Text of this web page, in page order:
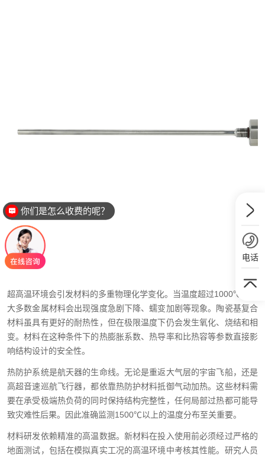
超高温环境会引发材料的多重物理化学变化。当温度超过1000℃时，
大多数金属材料会出现强度急剧下降、蠕变加剧等现象。陶瓷基复合
材料虽具有更好的耐热性，但在极限温度下仍会发生氧化、烧结和相
变。材料在这种条件下的热膨胀系数、热导率和比热容等参数直接影
响结构设计的安全性。
热防护系统是航天器的生命线。无论是重返大气层的宇宙飞船，还是
高超音速巡航飞行器，都依靠热防护材料抵御气动加热。这些材料需
要在承受极端热负荷的同时保持结构完整性，任何局部过热都可能导
致灾难性后果。因此准确监测1500℃以上的温度分布至关重要。
材料研发依赖精准的高温数据。新材料在投入使用前必须经过严格的
地面测试，包括在模拟真实工况的高温环境中考核其性能。研究人员
电话
你们是怎么收费的呢？